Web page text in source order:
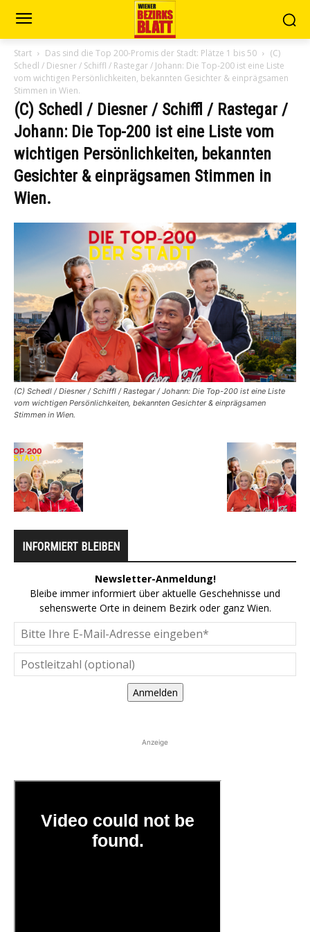
Start Das sind die Top 200-Promis der Stadt: Plätze 1 bis 50
(C)
Schedl / Diesner / Schiffl / Rastegar / Johann: Die Top-200 ist eine Liste
vom wichtigen Persönlichkeiten, bekannten Gesichter & einprägsamen
Stimmen in Wien.
(C) Schedl / Diesner / Schiffl / Rastegar /
Johann: Die Top-200 ist eine Liste vom
wichtigen Persönlichkeiten, bekannten
Gesichter & einprägsamen Stimmen in
Wien.
(C) Schedl / Diesner / Schiffl / Rastegar / Johann: Die Top-200 ist eine Liste
vom wichtigen Persönlichkeiten, bekannten Gesichter & einprägsamen
Stimmen in Wien.
INFORMIERT BLEIBEN
Newsletter-Anmeldung!
Bleibe immer informiert über aktuelle Geschehnisse und
sehenswerte Orte in deinem Bezirk oder ganz Wien.
Anmelden
Anzeige